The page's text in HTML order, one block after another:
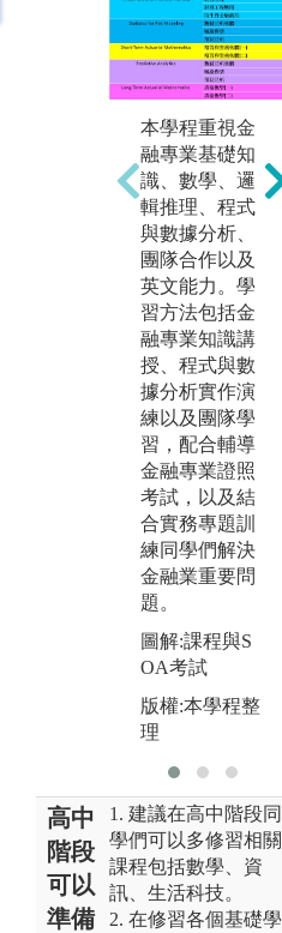
本學程重視金
融專業基礎知
識、數學、邏
輯推理、程式
與數據分析、
團隊合作以及
英文能力。學
習方法包括金
融專業知識講
授、程式與數
據分析實作演
練以及團隊學
習，配合輔導
金融專業證照
考試，以及結
合實務專題訓
練同學們解決
金融業重要問
題。
圖解:課程與S
OA考試
版權:本學程整
理
高中
階段
可以
準備
1. 建議在高中階段同
學們可以多修習相關
課程包括數學、資
訊、生活科技。
2. 在修習各個基礎學